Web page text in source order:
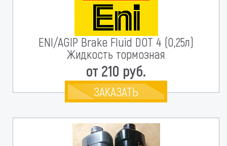
ENI/AGIP Brake Fluid DOT 4 (0,25л)
Жидкость тормозная
от 210 руб.
ЗАКАЗАТЬ